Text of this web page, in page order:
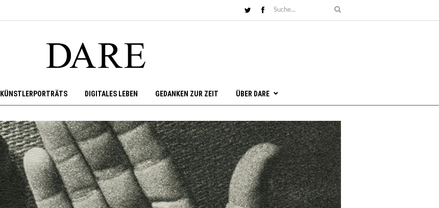
KÜNSTLERPORTRÄTS DIGITALES LEBEN GEDANKEN ZUR ZEIT ÜBER DARE